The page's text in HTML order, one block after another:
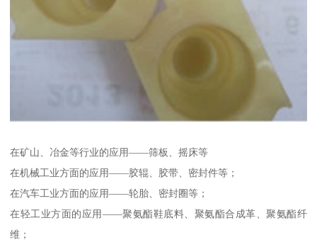
在矿山、冶金等行业的应用——筛板、摇床等
在机械工业方面的应用——胶辊、胶带、密封件等；
在汽车工业方面的应用——轮胎、密封圈等；
在轻工业方面的应用——聚氨酯鞋底料、聚氨酯合成革、聚氨酯纤
维；